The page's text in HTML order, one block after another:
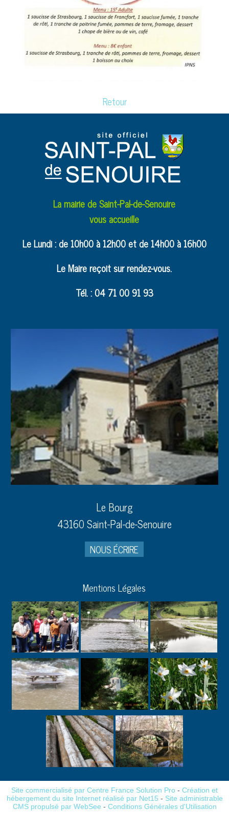
Retour
La mairie de Saint-Pal-de-Senouire
vous accueille
Le Lundi : de 10h00 à 12h00 et de 14h00 à 16h00
Le Maire reçoit sur rendez-vous.
Tél. : 04 71 00 91 93
Le Bourg
43160 Saint-Pal-de-Senouire
NOUS ÉCRIRE
Mentions Légales
Site commercialisé par Centre France Solution Pro - Création et
hébergement du site Internet réalisé par Net15 - Site administrable
CMS propulsé par WebSee - Conditions Générales d'Utilisation